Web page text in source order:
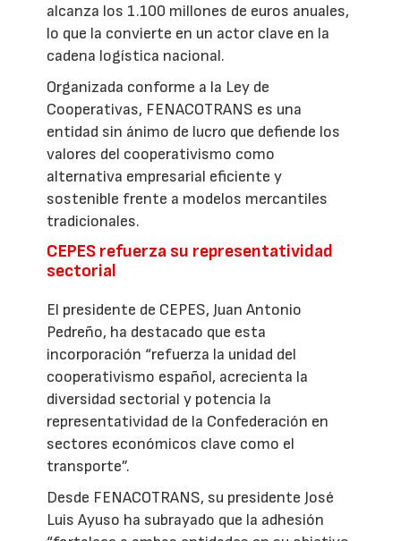
alcanza los 1.100 millones de euros anuales,
lo que la convierte en un actor clave en la
cadena logística nacional.
Organizada conforme a la Ley de
Cooperativas, FENACOTRANS es una
entidad sin ánimo de lucro que defiende los
valores del cooperativismo como
alternativa empresarial eficiente y
sostenible frente a modelos mercantiles
tradicionales.
CEPES refuerza su representatividad
sectorial
El presidente de CEPES, Juan Antonio
Pedreño, ha destacado que esta
incorporación “refuerza la unidad del
cooperativismo español, acrecienta la
diversidad sectorial y potencia la
representatividad de la Confederación en
sectores económicos clave como el
transporte”.
Desde FENACOTRANS, su presidente José
Luis Ayuso ha subrayado que la adhesión